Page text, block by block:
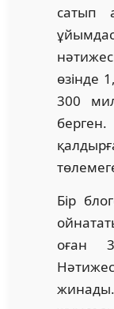
сатып
өзінде
300
Бір
оған